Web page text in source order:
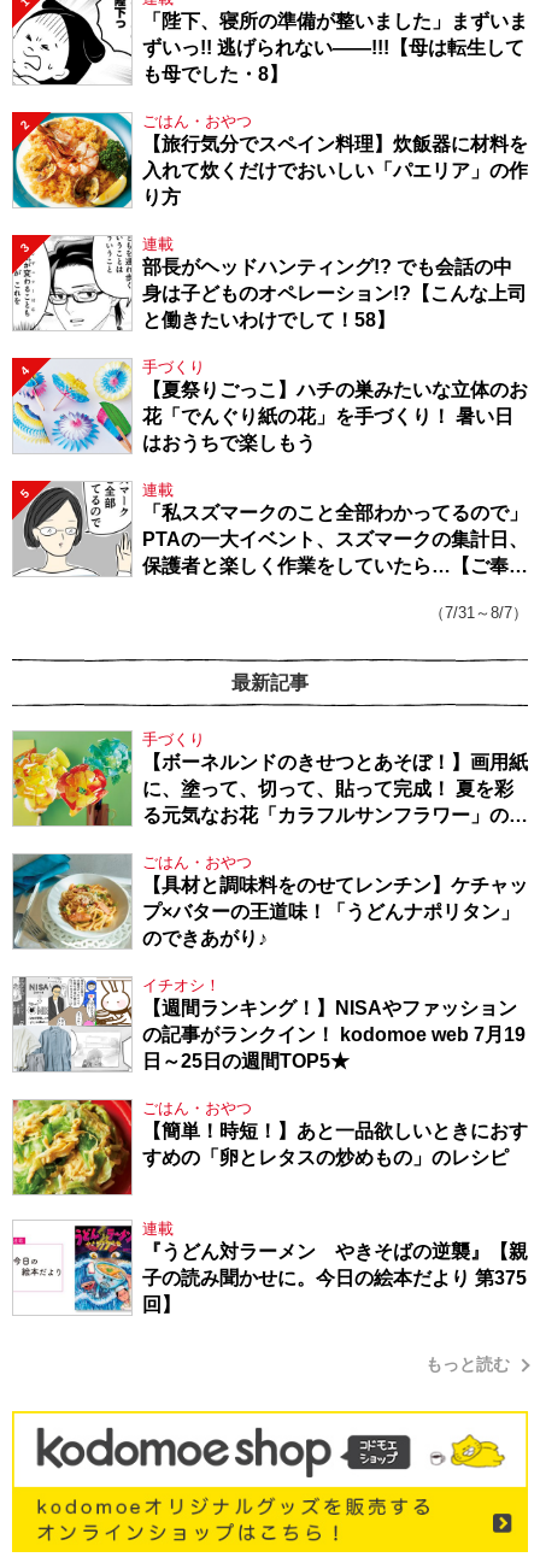
「陛下、寝所の準備が整いました」まずいま
ずいっ!! 逃げられない――!!!【母は転生して
も母でした・8】
2 ごはん・おやつ
【旅行気分でスペイン料理】炊飯器に材料を
入れて炊くだけでおいしい「パエリア」の作
り方
3 連載
部長がヘッドハンティング!? でも会話の中
身は子どものオペレーション!?【こんな上司
と働きたいわけでして！58】
4 手づくり
【夏祭りごっこ】ハチの巣みたいな立体のお
花「でんぐり紙の花」を手づくり！ 暑い日
はおうちで楽しもう
5 連載
「私スズマークのこと全部わかってるので」
PTAの一大イベント、スズマークの集計日、
保護者と楽しく作業をしていたら…【ご奉仕
（7/31～8/7）
最新記事
手づくり
【ボーネルンドのきせつとあそぼ！】画用紙
に、塗って、切って、貼って完成！ 夏を彩
る元気なお花「カラフルサンフラワー」の作
ごはん・おやつ
【具材と調味料をのせてレンチン】ケチャッ
プ×バターの王道味！「うどんナポリタン」
のできあがり♪
イチオシ！
【週間ランキング！】NISAやファッション
の記事がランクイン！ kodomoe web 7月19
日～25日の週間TOP5★
ごはん・おやつ
【簡単！時短！】あと一品欲しいときにおす
すめの「卵とレタスの炒めもの」のレシピ
連載
『うどん対ラーメン やきそばの逆襲』【親
子の読み聞かせに。今日の絵本だより 第375
回】
もっと読む